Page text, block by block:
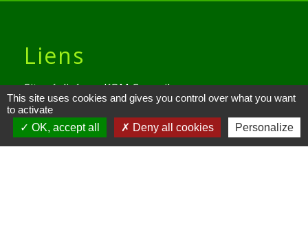
Liens
Site réalisé par KOM Conseil
Oise mobilité
Service Public
This site uses cookies and gives you control over what you want
to activate
OK, accept all
Deny all cookies Personalize